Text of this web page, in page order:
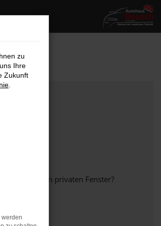
in einem privaten Fenster?
zu
Ihre
Zukunft
werden